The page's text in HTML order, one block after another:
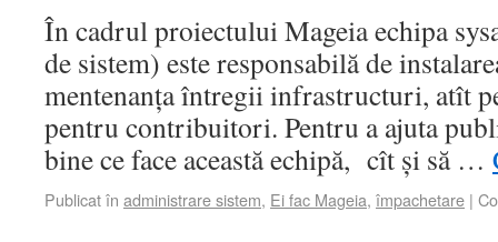
În cadrul proiectului Mageia echipa
de sistem) este responsabilă de
mentenanța întregii infrastructuri, atît
pentru contribuitori. Pentru a ajuta
bine ce face această echipă, cît și să …
Publicat în administrare sistem, Ei fac Mageia, împachetare |